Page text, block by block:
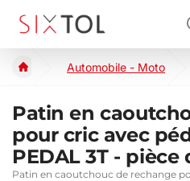
Automobile - Moto
Patin en
pour cric avec
PEDAL 3T -
Patin en caoutchouc de rechange